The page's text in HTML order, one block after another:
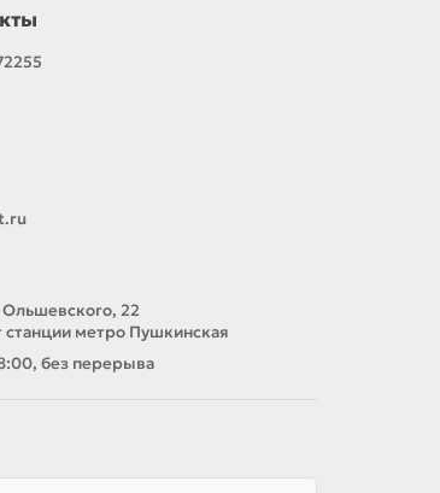
Ольшевского, 22
станции метро Пушкинская
без перерыва